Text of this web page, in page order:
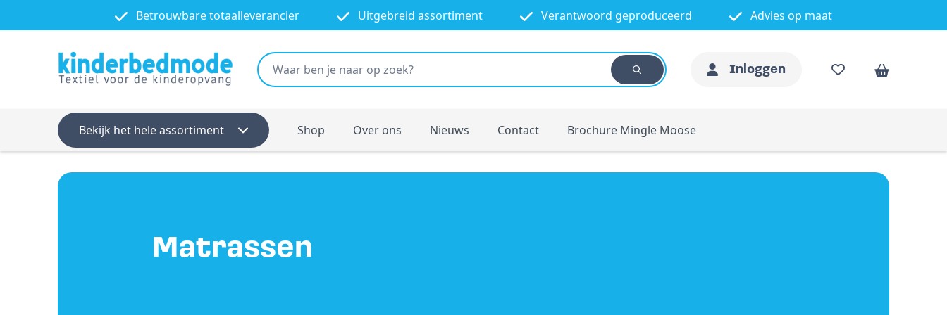
Matrassen
Betrouwbare totaalleverancier Uitgebreid assortiment Verantwoord geproduceerd Advies op maat
Inloggen
Bekijk het hele assortiment Shop Over ons Nieuws Contact Brochure Mingle Moose